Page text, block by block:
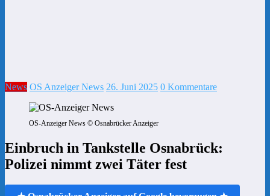
News OS Anzeiger News 26. Juni 2025 0 Kommentare
OS-Anzeiger News © Osnabrücker Anzeiger
Einbruch in Tankstelle Osnabrück:
Polizei nimmt zwei Täter fest